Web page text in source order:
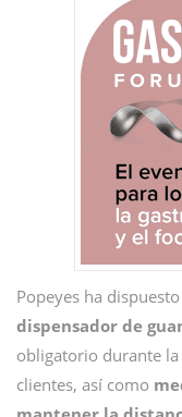
Popeyes ha
dispensador de
obligatorio durante
clientes, así como